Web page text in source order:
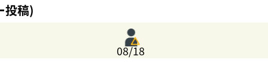
投稿)
08/18